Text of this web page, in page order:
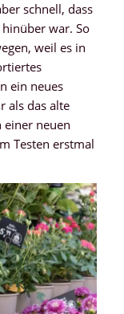
schnell, dass
war. So
weil es in
ein neues
als das alte
neuen
Testen erstmal